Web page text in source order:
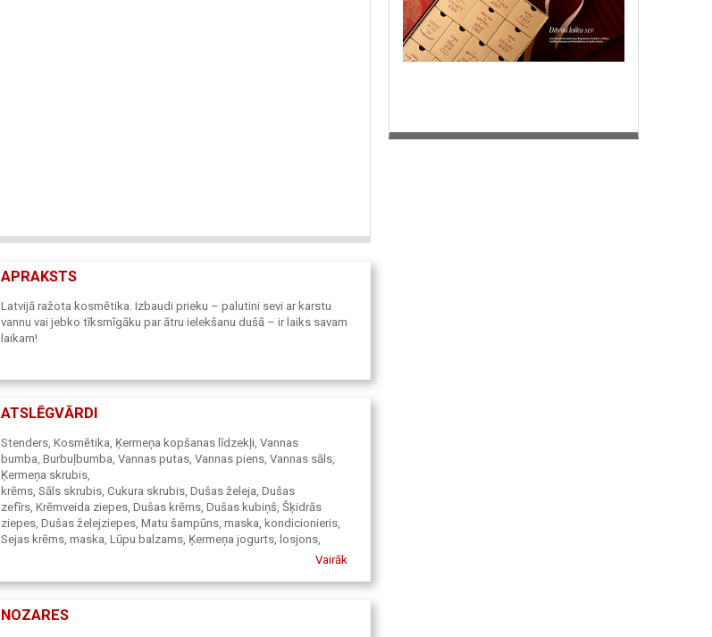
APRAKSTS
Latvijā ražota kosmētika. Izbaudi prieku – palutini sevi ar karstu
vannu vai jebko tīksmīgāku par ātru ielekšanu dušā – ir laiks savam
laikam!
ATSLĒGVĀRDI
Stenders, Kosmētika, Ķermeņa kopšanas līdzekļi, Vannas
bumba, Burbuļbumba, Vannas putas, Vannas piens, Vannas sāls,
Ķermeņa skrubis,
krēms, Sāls skrubis, Cukura skrubis, Dušas želeja, Dušas
zefīrs, Krēmveida ziepes, Dušas krēms, Dušas kubiņš, Šķidrās
ziepes, Dušas želejziepes, Matu šampūns, maska, kondicionieris,
Sejas krēms, maska, Lūpu balzams, Ķermeņa jogurts, losjons,
sviests, Masāžas eļļa, Roku krēms, Tualetes ūdens, Ēteriskā eļļa,
Vairāk
NOZARES